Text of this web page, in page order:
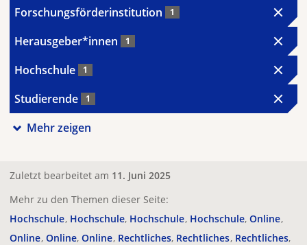
Forschungsförderinstitution 1
Herausgeber*innen 1
Hochschule 1
Studierende 1
Mehr zeigen
Zuletzt bearbeitet am 11. Juni 2025
Mehr zu den Themen dieser Seite:
Hochschule Hochschule Hochschule Hochschule Online
Online Online Online Rechtliches Rechtliches Rechtliches